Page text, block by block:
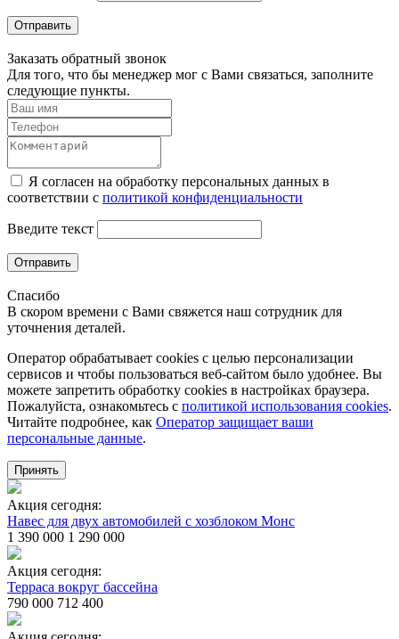
Отправить
Заказать обратный звонок
Для того, что бы менеджер мог с Вами связаться, заполните
следующие пункты.
Я согласен на обработку персональных данных в
соответствии с политикой конфиденциальности
Введите текст
Отправить
Спасибо
В скором времени с Вами свяжется наш сотрудник для
уточнения деталей.
Оператор обрабатывает cookies с целью персонализации
сервисов и чтобы пользоваться веб-сайтом было удобнее. Вы
можете запретить обработку сookies в настройках браузера.
Пожалуйста, ознакомьтесь с политикой использования cookies.
Читайте подробнее, как Оператор защищает ваши
персональные данные.
Принять
Акция сегодня:
Навес для двух автомобилей с хозблоком Монс
1 390 000 1 290 000
Акция сегодня:
Терраса вокруг бассейна
790 000 712 400